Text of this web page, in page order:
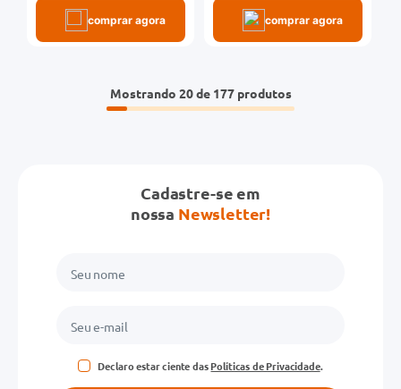
comprar agora comprar agora
Mostrando 20 de 177
Cadastre-se em
nossa Newsletter!
Declaro estar ciente dasPolíticas de Privacidade.